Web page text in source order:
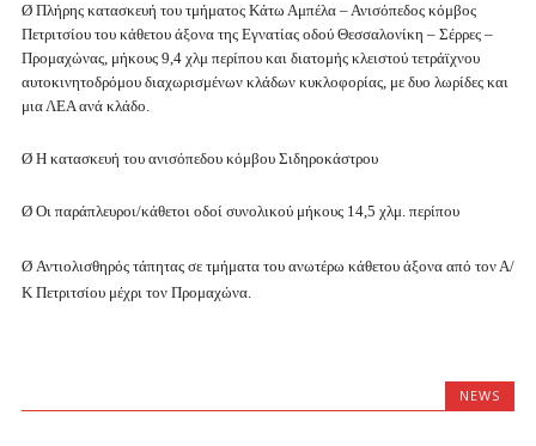
Ø Πλήρης κατασκευή του τμήματος Κάτω Αμπέλα – Ανισόπεδος κόμβος
Πετριτσίου του κάθετου άξονα της Εγνατίας οδού Θεσσαλονίκη – Σέρρες –
Προμαχώνας, μήκους 9,4 χλμ περίπου και διατομής κλειστού τετράϊχνου
αυτοκινητοδρόμου διαχωρισμένων κλάδων κυκλοφορίας, με δυο λωρίδες και
μια ΛΕΑ ανά κλάδο.
Ø Η κατασκευή του ανισόπεδου κόμβου Σιδηροκάστρου
Ø Οι παράπλευροι/κάθετοι οδοί συνολικού μήκους 14,5 χλμ. περίπου
Ø Αντιολισθηρός τάπητας σε τμήματα του ανωτέρω κάθετου άξονα από τον Α/
Κ Πετριτσίου μέχρι τον Προμαχώνα.
NEWS